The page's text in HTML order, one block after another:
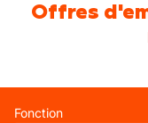
Offres
Fonction